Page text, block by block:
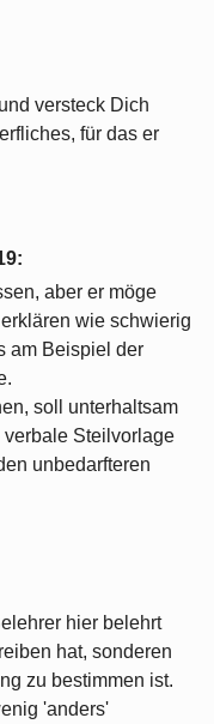
versteck Dich
für das er
:
aber er möge
wie schwierig
am Beispiel der
soll unterhaltsam
Steilvorlage
unbedarfteren
hier belehrt
hat, sonderen
zu bestimmen ist.
'anders'